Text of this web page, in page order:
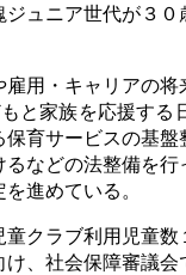
ュニア世代が３
用・キャリアの
と家族を応援する
育サービスの基
などの法整備を
進めている。
クラブ利用児童数
、社会保障審議